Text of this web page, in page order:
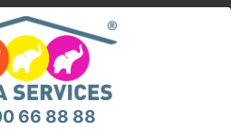
66 88 88